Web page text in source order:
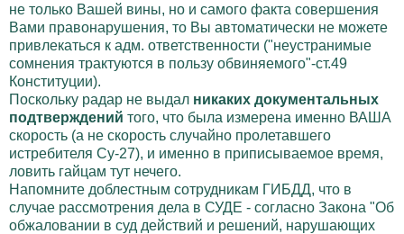
не только Вашей вины, но и самого факта совершения
Вами правонарушения, то Вы автоматически не можете
привлекаться к адм. ответственности ("неустранимые
сомнения трактуются в пользу обвиняемого"-ст.49
Конституции).
Поскольку радар не выдал никаких документальных
подтверждений того, что была измерена именно ВАША
скорость (а не скорость случайно пролетавшего
истребителя Су-27), и именно в приписываемое время,
ловить гайцам тут нечего.
Напомните доблестным сотрудникам ГИБДД, что в
случае рассмотрения дела в СУДЕ - согласно Закона "Об
обжаловании в суд действий и решений, нарушающих